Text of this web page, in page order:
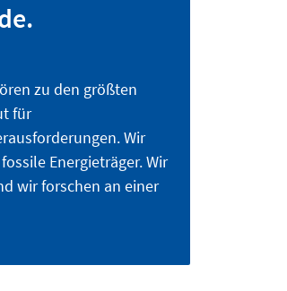
zu den größten
für
Wir
Energieträger. Wir
wir forschen an einer